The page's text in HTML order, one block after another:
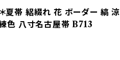
帯 絽綴れ 花 ボーダー 縞 涼
色 八寸名古屋帯 B713